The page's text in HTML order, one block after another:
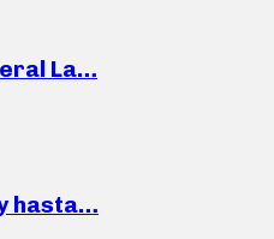
La…
hasta…